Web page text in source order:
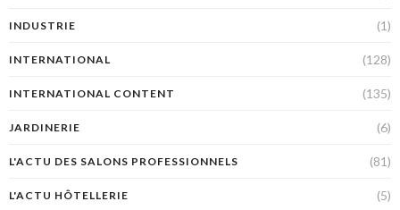
INDUSTRIE (1)
INTERNATIONAL (128)
INTERNATIONAL CONTENT (135)
JARDINERIE (6)
L'ACTU DES SALONS PROFESSIONNELS (81)
L'ACTU HÔTELLERIE (5)